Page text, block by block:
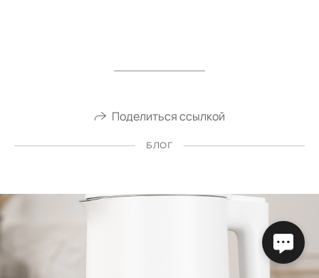
Поделиться ссылкой
БЛОГ